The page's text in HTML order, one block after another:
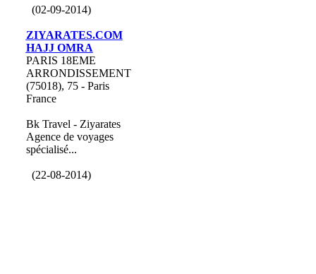
(02-09-2014)
ZIYARATES.COM
HAJJ OMRA
PARIS 18EME
ARRONDISSEMENT
(75018), 75 - Paris
France
Bk Travel - Ziyarates
Agence de voyages
spécialisé...
(22-08-2014)